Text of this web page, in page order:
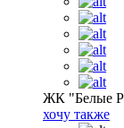
ЖК "Белые
хочу также